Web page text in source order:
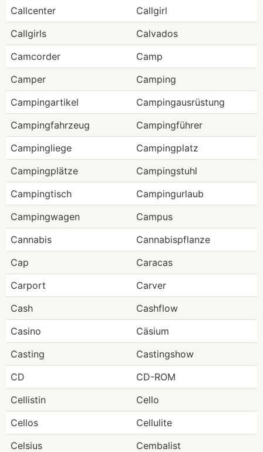
Callcenter
Callgirl
Callgirls
Calvados
Camcorder
Camp
Camper
Camping
Campingartikel
Campingausrüstung
Campingfahrzeug
Campingführer
Campingliege
Campingplatz
Campingplätze
Campingstuhl
Campingtisch
Campingurlaub
Campingwagen
Campus
Cannabis
Cannabispflanze
Cap
Caracas
Carport
Carver
Cash
Cashflow
Casino
Cäsium
Casting
Castingshow
CD
CD-ROM
Cellistin
Cello
Cellos
Cellulite
Celsius
Cembalist